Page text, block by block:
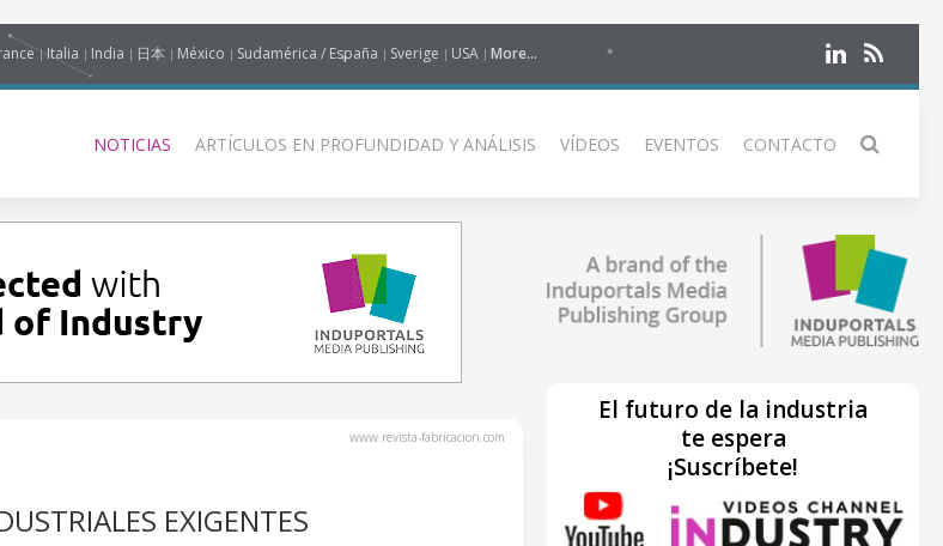
Italia India 日本 México Sudamérica / España Sverige USA More...
NOTICIAS ARTÍCULOS EN PROFUNDIDAD Y ANÁLISIS VÍDEOS EVENTOS CONTACTO
www.revista-fabricacion.com
EXIGENTES
El futuro de la industria
te espera
¡Suscríbete!